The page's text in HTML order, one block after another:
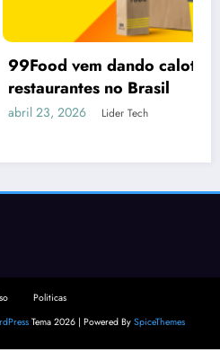
calote em vários
Politicas
Tema 2026 | Powered By SpiceThemes